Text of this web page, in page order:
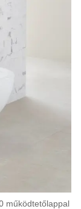
működtetőlappal